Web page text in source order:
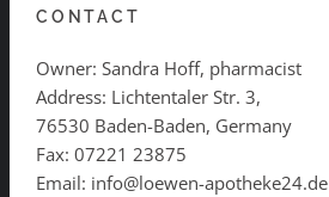
CONTACT
Owner: Sandra Hoff, pharmacist
Address: Lichtentaler Str. 3,
76530 Baden-Baden, Germany
Fax: 07221 23875
Email: info@loewen-apotheke24.de